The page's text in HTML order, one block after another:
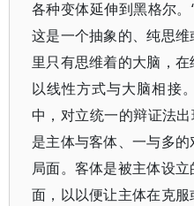
各种变体延伸到黑格尔
这是一个抽象的、纯思
里只有思维着的大脑，在
以线性方式与大脑相接
中，对立统一的辩证法
是主体与客体、一与多
局面。客体是被主体设
面，以以便让主体在克